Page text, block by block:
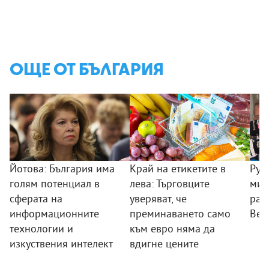
ОЩЕ ОТ БЪЛГАРИЯ
Йотова: България има
голям потенциал в
сферата на
информационните
технологии и
изкуствения интелект
Край на етикетите в
лева: Търговците
уверяват, че
преминаването само
към евро няма да
вдигне цените